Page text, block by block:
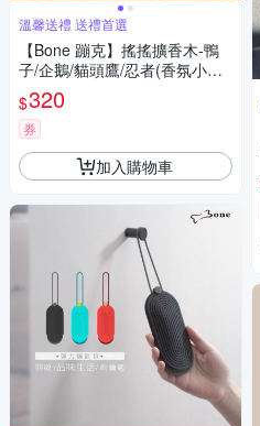
溫馨送禮 送禮首選
【Bone 蹦克】搖搖擴香木-鴨
子/企鵝/貓頭鷹/忍者(香氛小幫
手 擴香石 香氛 精油 療癒小物
溫馨送禮 送禮首選)
$320
券
加入購物車